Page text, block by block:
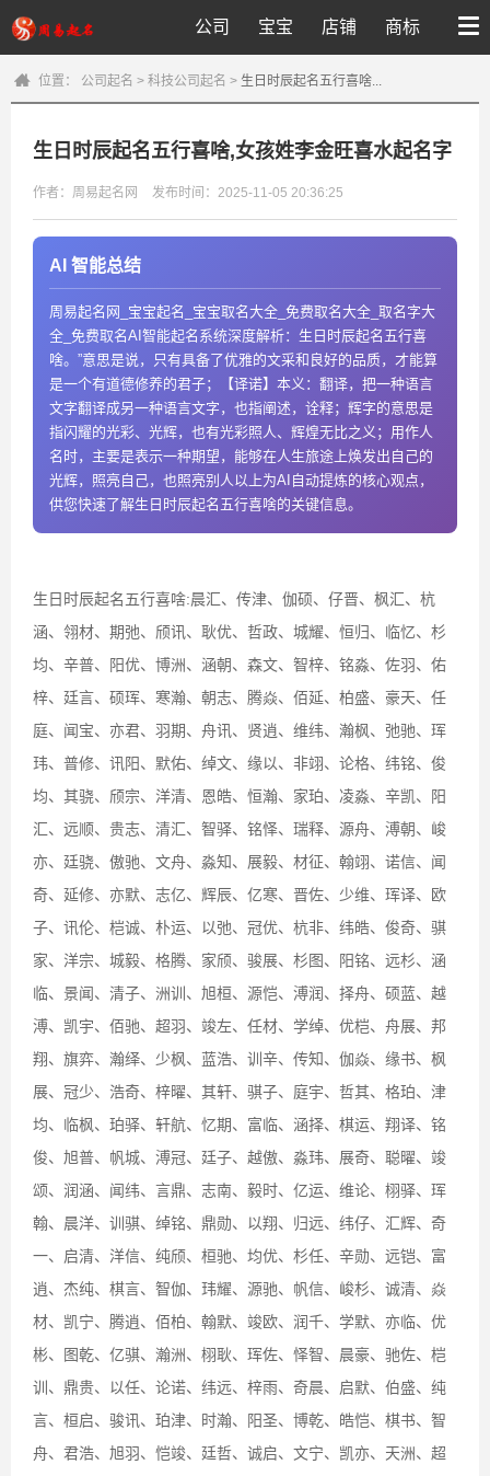
公司 宝宝 店铺 商标
位置： 公司起名 > 科技公司起名 > 生日时辰起名五行喜啥...
生日时辰起名五行喜啥,女孩姓李金旺喜水起名字
作者：周易起名网 发布时间：2025-11-05 20:36:25
AI 智能总结
周易起名网_宝宝起名_宝宝取名大全_免费取名大全_取名字大
全_免费取名AI智能起名系统深度解析：生日时辰起名五行喜
啥。”意思是说，只有具备了优雅的文采和良好的品质，才能算
是一个有道德修养的君子；【译诺】本义：翻译，把一种语言
文字翻译成另一种语言文字，也指阐述，诠释；辉字的意思是
指闪耀的光彩、光辉，也有光彩照人、辉煌无比之义；用作人
名时，主要是表示一种期望，能够在人生旅途上焕发出自己的
光辉，照亮自己，也照亮别人以上为AI自动提炼的核心观点，
供您快速了解生日时辰起名五行喜啥的关键信息。
生日时辰起名五行喜啥:晨汇、传津、伽硕、仔晋、枫汇、杭
涵、翎材、期弛、颀讯、耿优、哲政、城耀、恒归、临忆、杉
均、辛普、阳优、博洲、涵朝、森文、智梓、铭淼、佐羽、佑
梓、廷言、硕珲、寒瀚、朝志、腾焱、佰延、柏盛、豪天、任
庭、闻宝、亦君、羽期、舟讯、贤逍、维纬、瀚枫、弛驰、珲
玮、普修、讯阳、默佑、绰文、缘以、非翊、论格、纬铭、俊
均、其骁、颀宗、洋清、恩皓、恒瀚、家珀、凌淼、辛凯、阳
汇、远顺、贵志、清汇、智驿、铭怿、瑞释、源舟、溥朝、峻
亦、廷骁、傲驰、文舟、淼知、展毅、材征、翰翊、诺信、闻
奇、延修、亦默、志亿、辉辰、亿寒、晋佐、少维、珲译、欧
子、讯伦、桤诚、朴运、以弛、冠优、杭非、纬皓、俊奇、骐
家、洋宗、城毅、格腾、家颀、骏展、杉图、阳铭、远杉、涵
临、景闻、清子、洲训、旭桓、源恺、溥润、择舟、硕蓝、越
溥、凯宇、佰驰、超羽、竣左、任材、学绰、优桤、舟展、邦
翔、旗弈、瀚绎、少枫、蓝浩、训辛、传知、伽焱、缘书、枫
展、冠少、浩奇、梓曜、其轩、骐子、庭宇、哲其、格珀、津
均、临枫、珀驿、轩航、忆期、富临、涵择、棋运、翔译、铭
俊、旭普、帆城、溥冠、廷子、越傲、淼玮、展奇、聪曜、竣
颂、润涵、闻纬、言鼎、志南、毅时、亿运、维论、栩驿、珲
翰、晨洋、训骐、绰铭、鼎勋、以翔、归远、纬仔、汇辉、奇
一、启清、洋信、纯颀、桓驰、均优、杉任、辛勋、远铠、富
逍、杰纯、棋言、智伽、玮耀、源驰、帆信、峻杉、诚清、焱
材、凯宁、腾逍、佰柏、翰默、竣欧、润千、学默、亦临、优
彬、图乾、亿骐、瀚洲、栩耿、珲佐、怿智、晨豪、驰佐、桤
训、鼎贵、以任、论诺、纬远、梓雨、奇晨、启默、伯盛、纯
言、桓启、骏讯、珀津、时瀚、阳圣、博乾、皓恺、棋书、智
舟、君浩、旭羽、恺竣、廷哲、诚启、文宁、凯亦、天洲、超